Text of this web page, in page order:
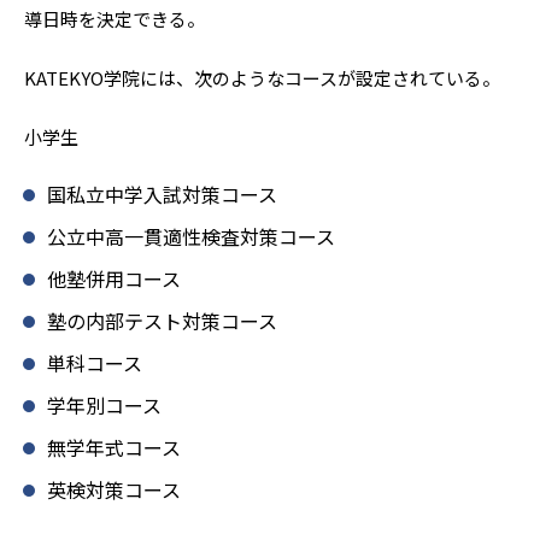
導日時を決定できる。
KATEKYO学院には、次のようなコースが設定されている。
小学生
国私立中学入試対策コース
公立中高一貫適性検査対策コース
他塾併用コース
塾の内部テスト対策コース
単科コース
学年別コース
無学年式コース
英検対策コース